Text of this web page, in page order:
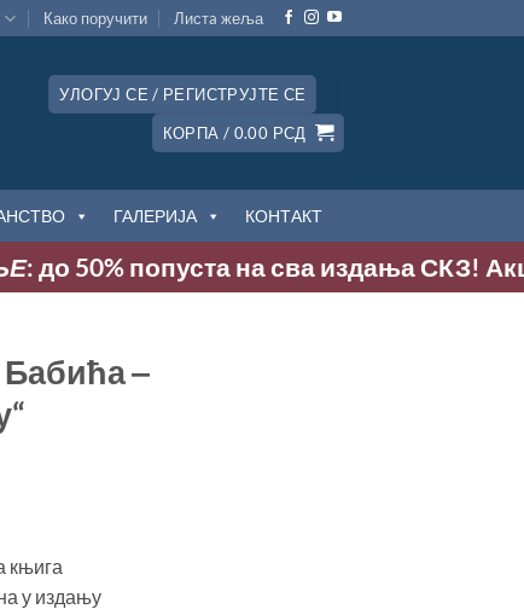
Како поручити Листa жеља
УЛОГУЈ СЕ / РЕГИСТРУЈТЕ СЕ
КОРПА / 0.00 РСД
ГАЛЕРИЈА КОНТАКТ
: до 50% попуста на сва издања СКЗ!
‒
књига
у издању